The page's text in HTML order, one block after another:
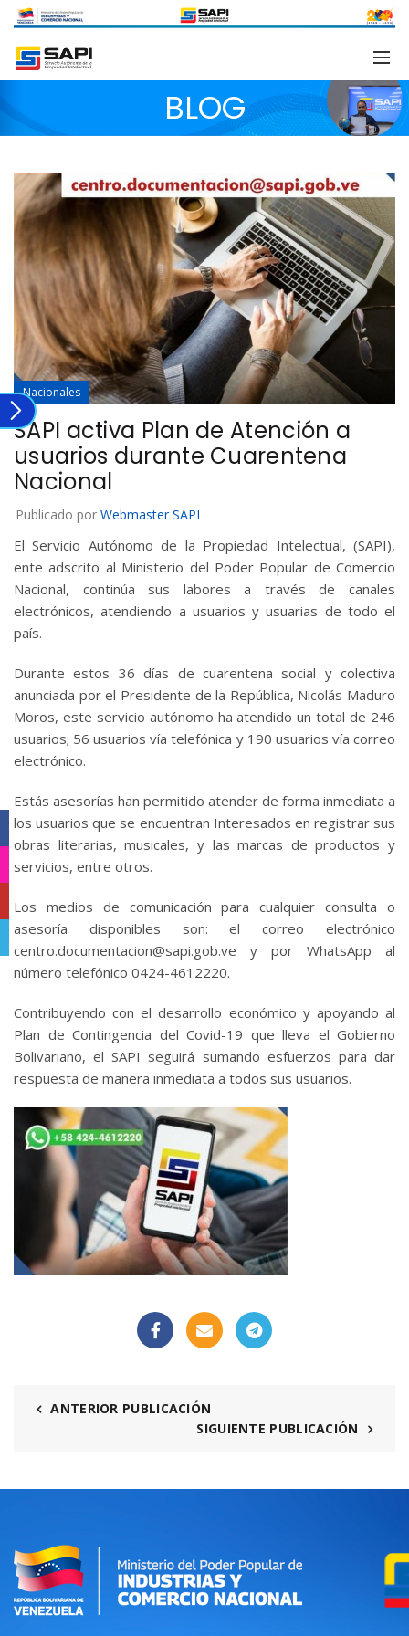
BLOG
Nacionales
SAPI activa Plan de Atención a
usuarios durante Cuarentena
Nacional
Publicado por Webmaster SAPI
El Servicio Autónomo de la Propiedad Intelectual, (SAPI),
ente adscrito al Ministerio del Poder Popular de Comercio
Nacional, continúa sus labores a través de canales
electrónicos, atendiendo a usuarios y usuarias de todo el
país.
Durante estos 36 días de cuarentena social y colectiva
anunciada por el Presidente de la República, Nicolás Maduro
Moros, este servicio autónomo ha atendido un total de 246
usuarios; 56 usuarios vía telefónica y 190 usuarios vía correo
electrónico.
Estás asesorías han permitido atender de forma inmediata a
los usuarios que se encuentran Interesados en registrar sus
obras literarias, musicales, y las marcas de productos y
servicios, entre otros.
Los medios de comunicación para cualquier consulta o
asesoría disponibles son: el correo electrónico
centro.documentacion@sapi.gob.ve y por WhatsApp al
número telefónico 0424-4612220.
Contribuyendo con el desarrollo económico y apoyando al
Plan de Contingencia del Covid-19 que lleva el Gobierno
Bolivariano, el SAPI seguirá sumando esfuerzos para dar
respuesta de manera inmediata a todos sus usuarios.
ANTERIOR PUBLICACIÓN
SIGUIENTE PUBLICACIÓN
Facebook
Instagram
YouTube
Telegram